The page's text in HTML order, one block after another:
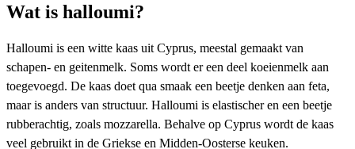
Wat is halloumi?
Halloumi is een witte kaas uit Cyprus, meestal gemaakt van
schapen- en geitenmelk. Soms wordt er een deel koeienmelk aan
toegevoegd. De kaas doet qua smaak een beetje denken aan feta,
maar is anders van structuur. Halloumi is elastischer en een beetje
rubberachtig, zoals mozzarella. Behalve op Cyprus wordt de kaas
veel gebruikt in de Griekse en Midden-Oosterse keuken.